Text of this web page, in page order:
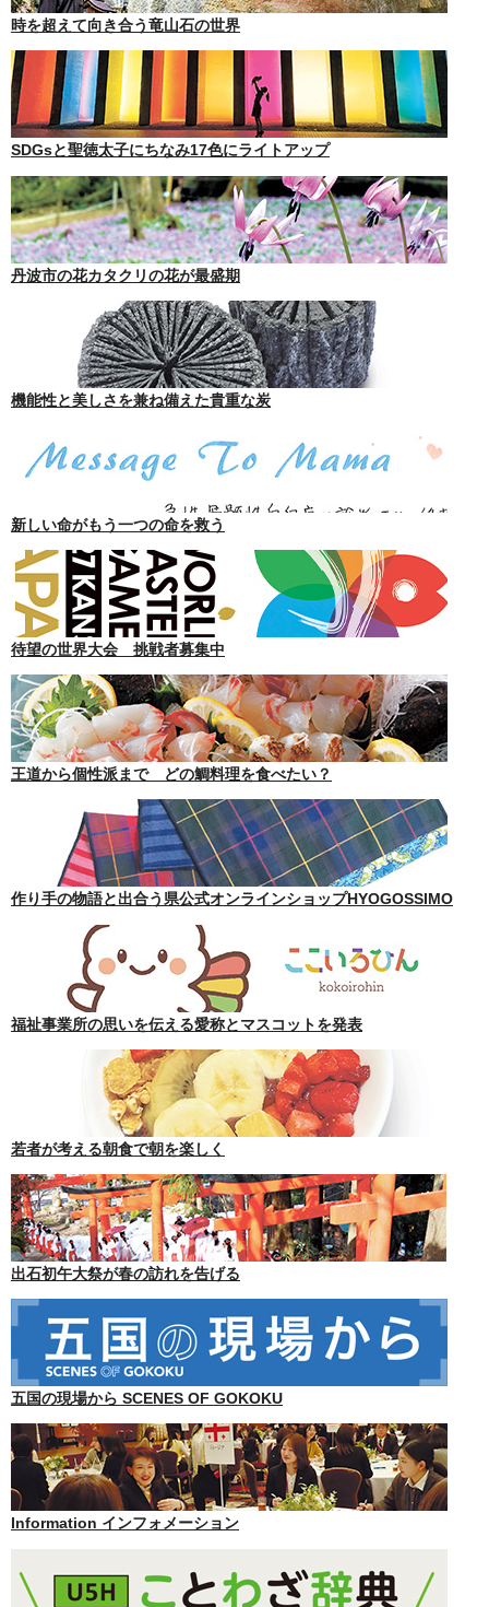
時を超えて向き合う竜山石の世界
SDGsと聖徳太子にちなみ17色にライトアップ
丹波市の花カタクリの花が最盛期
機能性と美しさを兼ね備えた貴重な炭
新しい命がもう一つの命を救う
待望の世界大会 挑戦者募集中
王道から個性派まで どの鯛料理を食べたい？
作り手の物語と出合う県公式オンラインショップHYOGOSSIMO
福祉事業所の思いを伝える愛称とマスコットを発表
若者が考える朝食で朝を楽しく
出石初午大祭が春の訪れを告げる
五国の現場から SCENES OF GOKOKU
Information インフォメーション